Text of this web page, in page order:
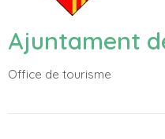
Ajuntament
Office de tourisme